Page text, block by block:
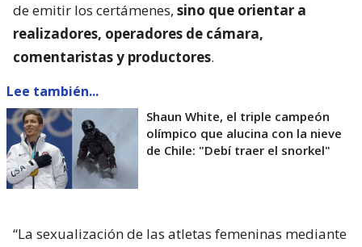
de emitir los certámenes, sino que orientar a
realizadores, operadores de cámara,
comentaristas y productores.
Lee también...
Shaun White, el triple campeón
olímpico que alucina con la nieve
de Chile: "Debí traer el snorkel"
“La sexualización de las atletas femeninas mediante